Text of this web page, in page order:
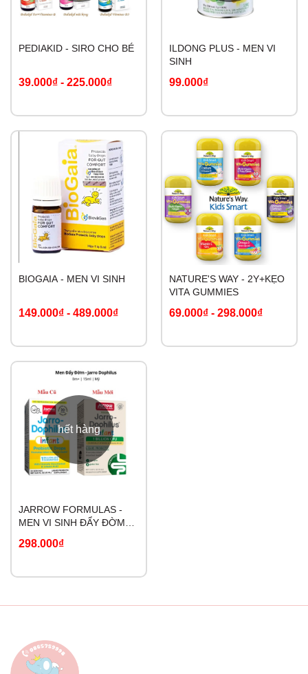
PEDIAKID - SIRO CHO BÉ
39.000₫ - 225.000₫
ILDONG PLUS - MEN VI
SINH
99.000₫
BIOGAIA - MEN VI SINH
149.000₫ - 489.000₫
NATURE'S WAY - 2Y+KẸO
VITA GUMMIES
69.000₫ - 298.000₫
hết hàng
JARROW FORMULAS -
MEN VI SINH ĐẨY ĐỜM
INFANT
298.000₫